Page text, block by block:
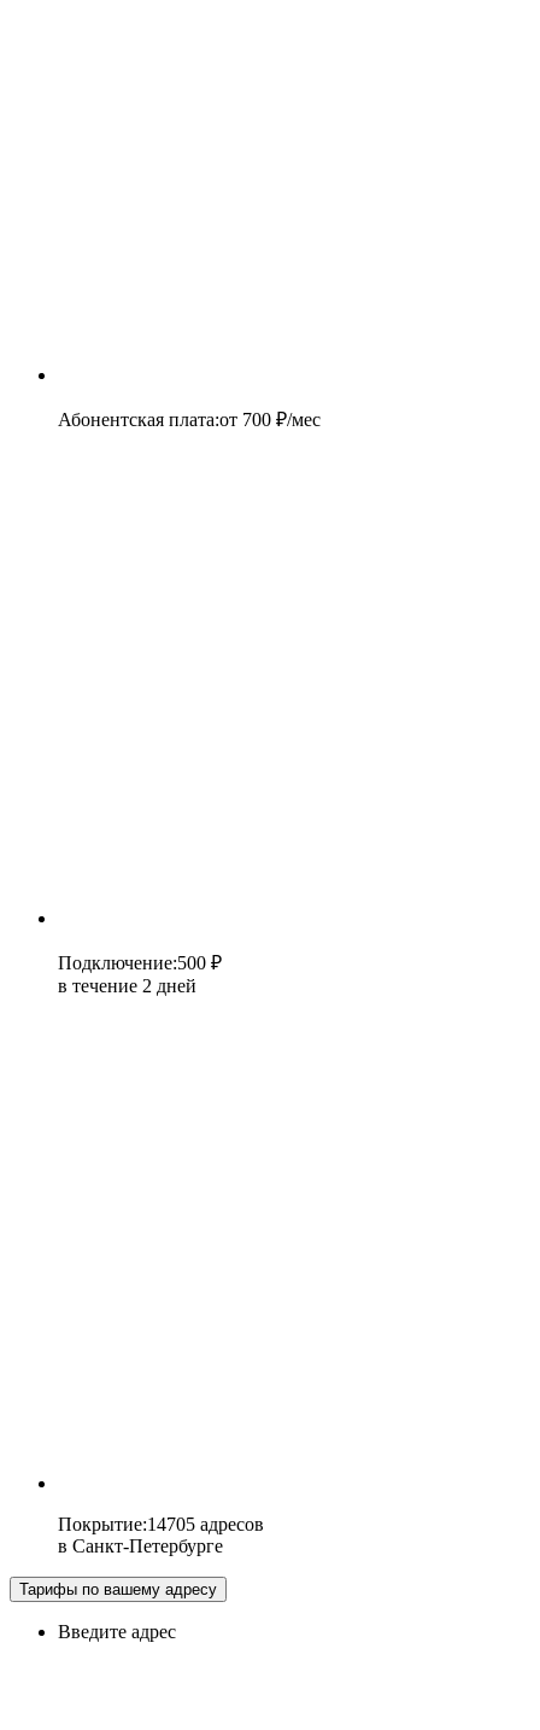
Абонентская плата:от 700 ₽/мес
Подключение:500 ₽
в течение 2 дней
Покрытие:14705 адресов
в Санкт-Петербурге
Тарифы по вашему адресу
Введите адрес